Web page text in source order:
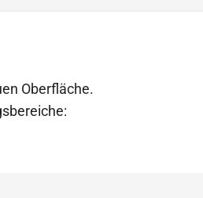
Oberfläche.